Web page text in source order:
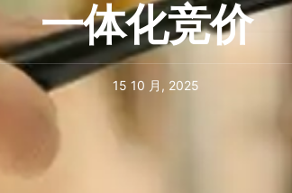
一体化竞价
15 10 月, 2025